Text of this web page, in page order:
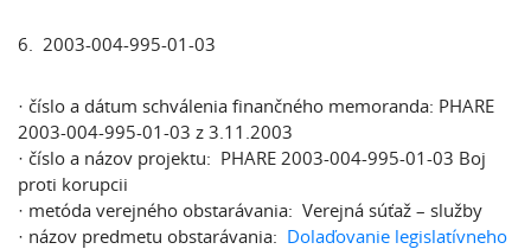
6. 2003-004-995-01-03
· číslo a dátum schválenia finančného memoranda: PHARE
2003-004-995-01-03 z 3.11.2003
· číslo a názov projektu: PHARE 2003-004-995-01-03 Boj
proti korupcii
· metóda verejného obstarávania: Verejná súťaž – služby
· názov predmetu obstarávania: Dolaďovanie legislatívneho